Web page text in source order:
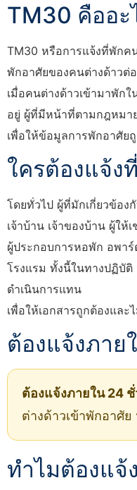
TM30 คืออะ
TM30 หรือการแจ้งที่พักค
พักอาศัยของคนต่างด้าวต่
เมื่อคนต่างด้าวเข้ามาพัก
อยู่ ผู้ที่มีหน้าที่ตามกฎหมา
เพื่อให้ข้อมูลการพักอาศัย
ใครต้องแจ้ง
โดยทั่วไป ผู้ที่มักเกี่ยวข้อง
เจ้าบ้าน เจ้าของบ้าน ผู้ให้
ผู้ประกอบการหอพัก อพา
โรงแรม ทั้งนี้ในทางปฏิบัติ
ดำเนินการแทน
เพื่อให้เอกสารถูกต้องและ
ต้องแจ้งภาย
ต้องแจ้งภายใน 24 ชั่
ต่างด้าวเข้าพักอาศั
ทำไมต้องแจ้